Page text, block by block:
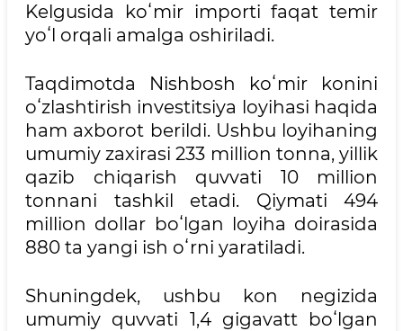
Kelgusida koʻmir importi faqat temir
yoʻl orqali amalga oshiriladi.
Taqdimotda Nishbosh koʻmir konini
oʻzlashtirish investitsiya loyihasi haqida
ham axborot berildi. Ushbu loyihaning
umumiy zaxirasi 233 million tonna, yillik
qazib chiqarish quvvati 10 million
tonnani tashkil etadi. Qiymati 494
million dollar boʻlgan loyiha doirasida
880 ta yangi ish oʻrni yaratiladi.
Shuningdek, ushbu kon negizida
umumiy quvvati 1,4 gigavatt boʻlgan